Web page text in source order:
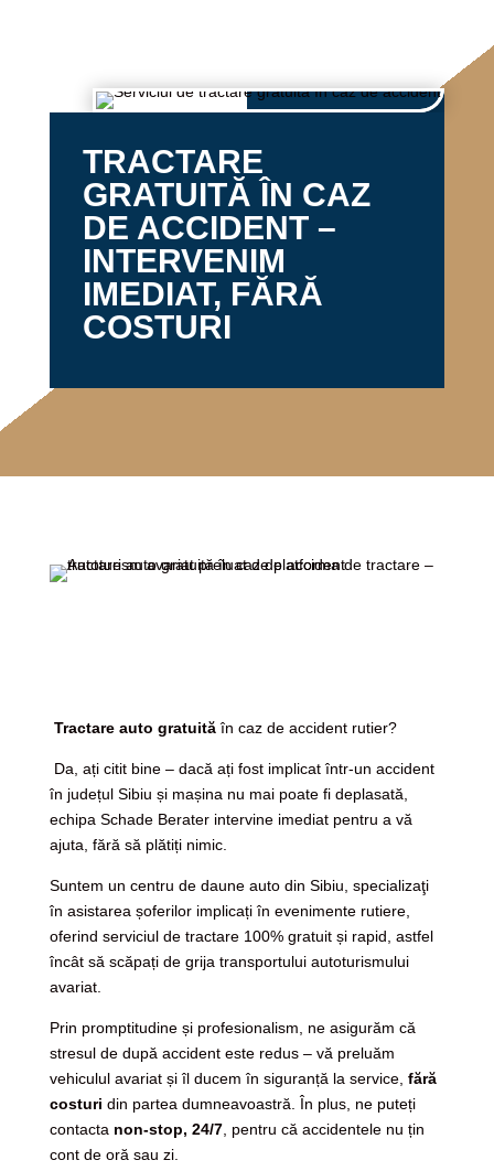
TRACTARE
GRATUITĂ ÎN CAZ
DE ACCIDENT –
INTERVENIM
IMEDIAT, FĂRĂ
COSTURI
Tractare auto gratuităîn caz de accident rutier?
Da, ați citit bine – dacă ați fost implicat într-un accident
în județul Sibiu și mașina nu mai poate fi deplasată,
echipa Schade Berater intervine imediat pentru a vă
ajuta, fără să plătiți nimic.
Suntem un centru de daune auto din Sibiu, specializaţi
în asistarea șoferilor implicați în evenimente rutiere,
oferind serviciul de tractare 100% gratuit și rapid, astfel
încât să scăpați de grija transportului autoturismului
avariat.
Prin promptitudine și profesionalism, ne asigurăm că
stresul de după accident este redus – vă preluăm
vehiculul avariat și îl ducem în siguranță la service, fără
costuri din partea dumneavoastră. În plus, ne puteți
contacta non-stop, 24/7, pentru că accidentele nu țin
cont de oră sau zi.